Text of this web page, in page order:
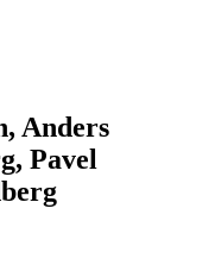
Anders
Pavel